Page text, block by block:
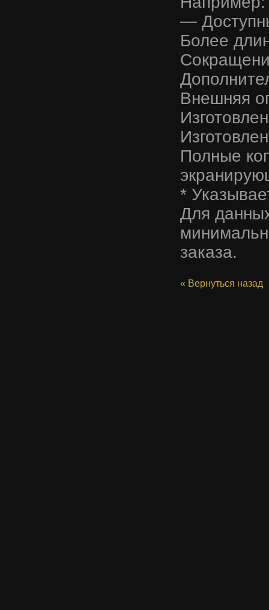
—
Более
Внешняя
Полные
*
Для
заказа.
« Вернуться назад